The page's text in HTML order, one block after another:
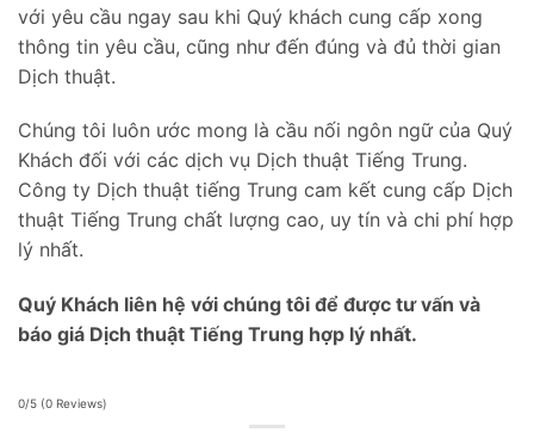
với yêu cầu ngay sau khi Quý khách cung cấp xong
thông tin yêu cầu, cũng như đến đúng và đủ thời gian
Dịch thuật.
Chúng tôi luôn ước mong là cầu nối ngôn ngữ của Quý
Khách đối với các dịch vụ Dịch thuật Tiếng Trung.
Công ty Dịch thuật tiếng Trung cam kết cung cấp Dịch
thuật Tiếng Trung chất lượng cao, uy tín và chi phí hợp
lý nhất.
Quý Khách liên hệ với chúng tôi để được tư vấn và
báo giá Dịch thuật Tiếng Trung hợp lý nhất.
0/5 (0 Reviews)